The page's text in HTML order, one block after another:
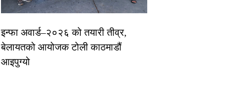
इन्फा अवार्ड–२०२६ को तयारी तीव्र,
बेलायतको आयोजक टोली काठमाडौं
आइपुग्यो